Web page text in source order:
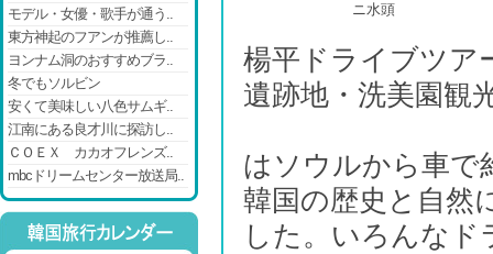
モデル・女優・歌手が通う..
東方神起のフアンが推薦し..
ヨンナム洞のおすすめブラ..
冬でもソルビン
安くて美味しい八色サムギ..
江南にある良才川に探訪し..
ＣＯＥＸ カカオフレンズ..
mbcドリームセンター放送局..
ニ水頭
楊平ドライブツア
遺跡地・洗美園観
はソウルから車で
韓国の歴史と自然
した。いろんなド